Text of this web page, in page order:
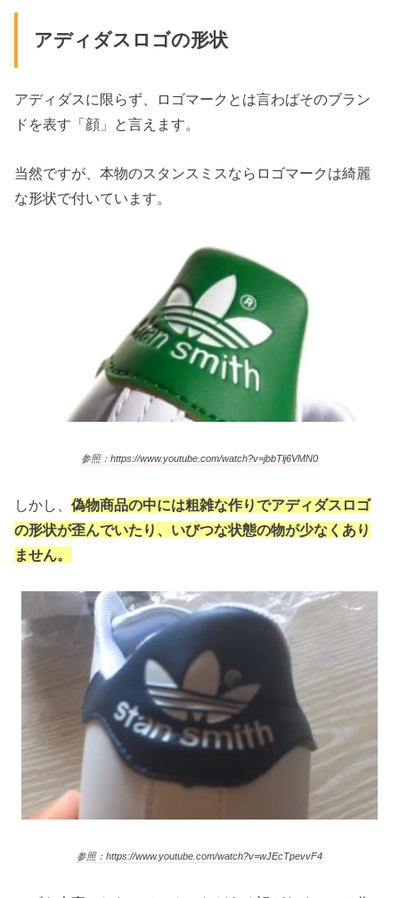
アディダスロゴの形状
アディダスに限らず、ロゴマークとは言わばそのブラン
ドを表す「顔」と言えます。
当然ですが、本物のスタンスミスならロゴマークは綺麗
な形状で付いています。
参照：https://www.youtube.com/watch?v=jbbTlj6VMN0
しかし、偽物商品の中には粗雑な作りでアディダスロゴ
の形状が歪んでいたり、いびつな状態の物が少なくあり
ません。
参照：https://www.youtube.com/watch?v=wJEcTpevvF4